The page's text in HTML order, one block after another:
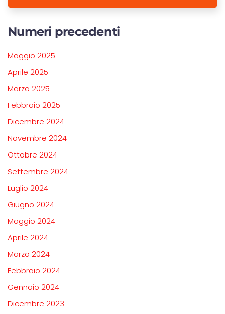
Numeri precedenti
Maggio 2025
Aprile 2025
Marzo 2025
Febbraio 2025
Dicembre 2024
Novembre 2024
Ottobre 2024
Settembre 2024
Luglio 2024
Giugno 2024
Maggio 2024
Aprile 2024
Marzo 2024
Febbraio 2024
Gennaio 2024
Dicembre 2023